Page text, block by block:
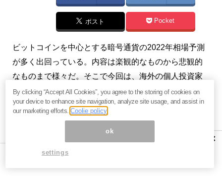
ポスト Pocket
ビットコインを中心とする暗号通貨の2022年相場予測
が多く出回っている。内容は楽観的なものから悲観的
なものまで様々だ。そこで今回は、海外の個人投資家
が集まるSNSで注目されている相場予測をいくつか紹
介したい。（『ヤスの第四次産業革命とブロックチェ
』高島康司）
【関連】 ビットコインの過激な楽観論「2038年に10億
×
By clicking “Accept All Cookies”, you agree to the storing of cookies on
your device to enhance site navigation, analyze site usage, and assist in
our marketing efforts.Coolie policy
ok
settings